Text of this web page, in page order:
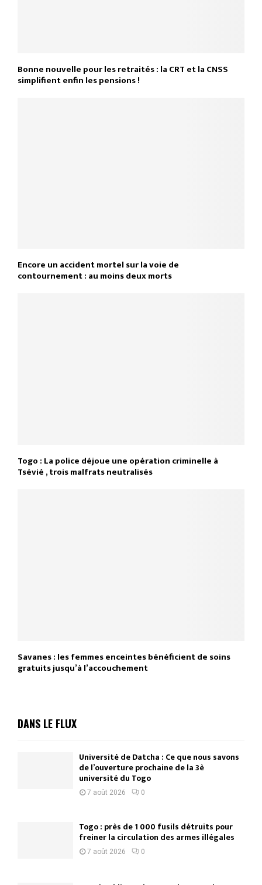
Bonne nouvelle pour les retraités : la CRT et la CNSS
simplifient enfin les pensions !
Encore un accident mortel sur la voie de
contournement : au moins deux morts
Togo : La police déjoue une opération criminelle à
Tsévié , trois malfrats neutralisés
Savanes : les femmes enceintes bénéficient de soins
gratuits jusqu’à l’accouchement
DANS LE FLUX
Université de Datcha : Ce que nous savons
de l’ouverture prochaine de la 3è
université du Togo
7 août 2026 0
Togo : près de 1 000 fusils détruits pour
freiner la circulation des armes illégales
7 août 2026 0